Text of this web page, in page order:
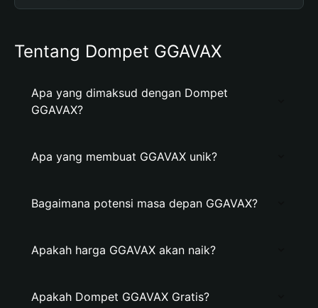
Tentang Dompet GGAVAX
Apa yang dimaksud dengan Dompet
GGAVAX?
Apa yang membuat GGAVAX unik?
Bagaimana potensi masa depan GGAVAX?
Apakah harga GGAVAX akan naik?
Apakah Dompet GGAVAX Gratis?